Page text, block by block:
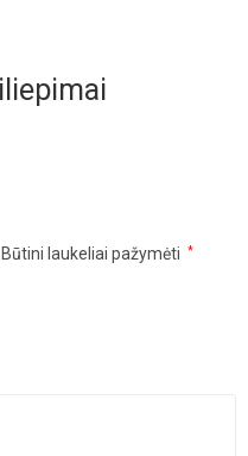
Būtini laukeliai pažymėti *